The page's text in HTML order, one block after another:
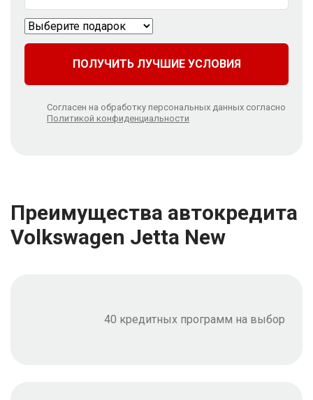
ПОЛУЧИТЬ ЛУЧШИЕ УСЛОВИЯ
Согласен на обработку персональных данных согласно
Политикой конфиденциальности
Преимущества автокредита
Volkswagen Jetta New
40 кредитных программ на выбор